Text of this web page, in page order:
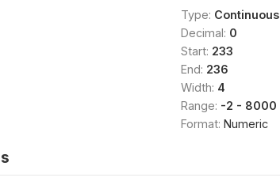
Type: Continuous
Decimal: 0
Start: 233
End: 236
Width: 4
Range: -2 - 8000
Format: Numeric